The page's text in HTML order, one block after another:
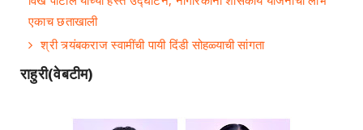
एकाच छताखाली
श्री त्र्यंबकराज स्वामींची पायी दिंडी सोहळ्याची सांगता
राहुरी(वेबटीम)